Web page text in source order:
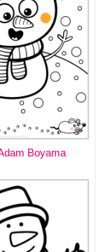
Boyama